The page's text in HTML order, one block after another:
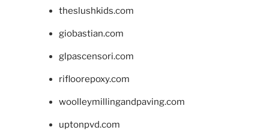
theslushkids.com
giobastian.com
glpascensori.com
rifloorepoxy.com
woolleymillingandpaving.com
uptonpvd.com